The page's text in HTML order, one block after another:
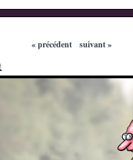
« précédent suivant »